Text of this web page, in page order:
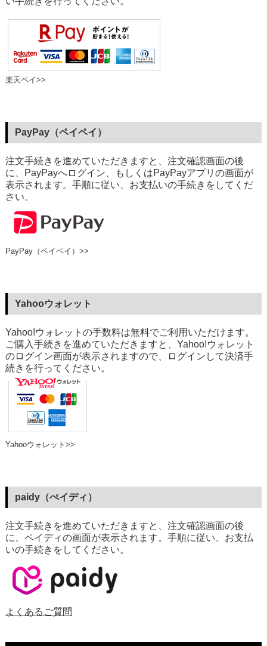
楽天ペイ>>
PayPay（ペイペイ）
注文手続きを進めていただきますと、注文確認画面の後
に、PayPayへログイン、もしくはPayPayアプリの画面が
表示されます。手順に従い、お支払いの手続きをしてくだ
さい。
PayPay（ペイペイ）>>
Yahooウォレット
Yahoo!ウォレットの手数料は無料でご利用いただけます。
ご購入手続きを進めていただきますと、Yahoo!ウォレット
のログイン画面が表示されますので、ログインして決済手
続きを行ってください。
Yahooウォレット>>
paidy（ぺイディ）
注文手続きを進めていただきますと、注文確認画面の後
に、ペイディの画面が表示されます。手順に従い、お支払
いの手続きをしてください。
よくあるご質問